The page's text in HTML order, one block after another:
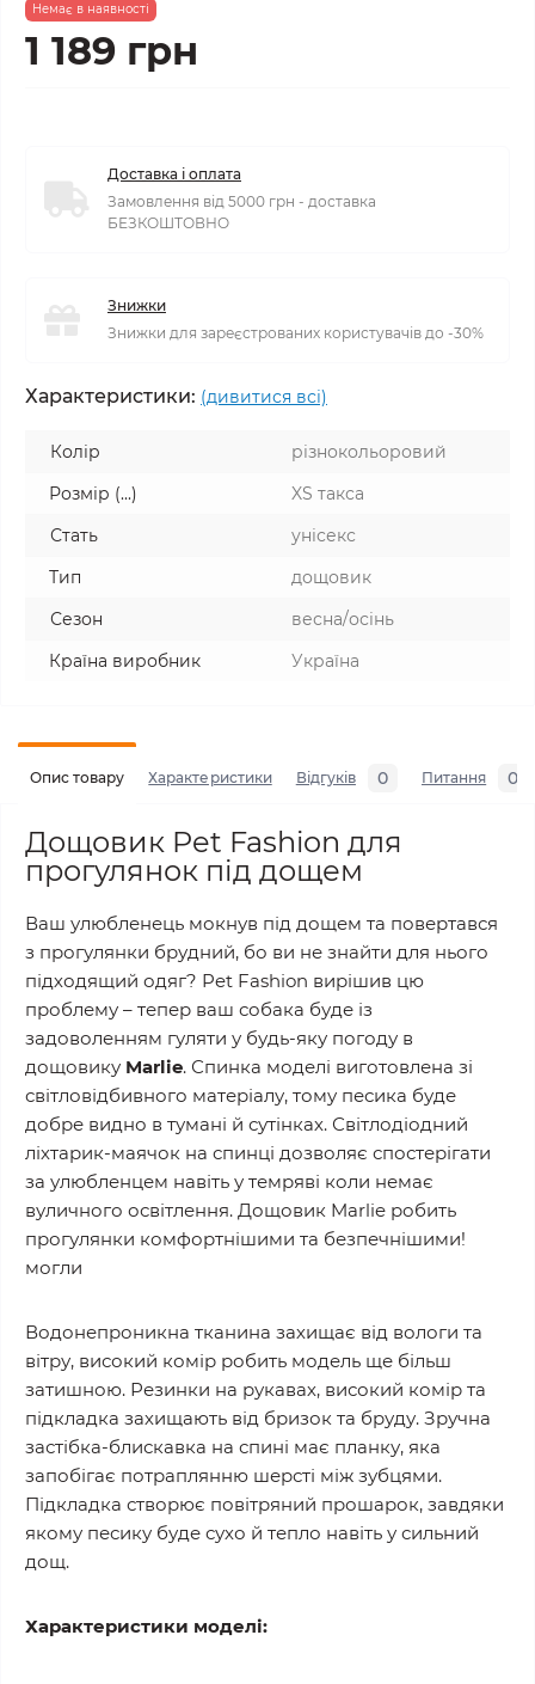
Немає в наявності
1 189 грн
Доставка і оплата
Замовлення від 5000 грн - доставка
БЕЗКОШТОВНО
Знижки
Знижки для зареєстрованих користувачів до -30%
Характеристики: (дивитися всі)
Колір
різнокольоровий
Розмір (...)
XS такса
Стать
унісекс
Тип
дощовик
Сезон
весна/осінь
Країна виробник
Україна
Опис товару Характеристики Відгуків 0 Питання 0
Дощовик Pet Fashion для
прогулянок під дощем
Ваш улюбленець мокнув під дощем та повертався
з прогулянки брудний, бо ви не знайти для нього
підходящий одяг? Pet Fashion вирішив цю
проблему – тепер ваш собака буде із
задоволенням гуляти у будь-яку погоду в
дощовику Marlie. Спинка моделі виготовлена зі
світловідбивного матеріалу, тому песика буде
добре видно в тумані й сутінках. Світлодіодний
ліхтарик-маячок на спинці дозволяє спостерігати
за улюбленцем навіть у темряві коли немає
вуличного освітлення. Дощовик Marlie робить
прогулянки комфортнішими та безпечнішими!
могли
Водонепроникна тканина захищає від вологи та
вітру, високий комір робить модель ще більш
затишною. Резинки на рукавах, високий комір та
підкладка захищають від бризок та бруду. Зручна
застібка-блискавка на спині має планку, яка
запобігає потраплянню шерсті між зубцями.
Підкладка створює повітряний прошарок, завдяки
якому песику буде сухо й тепло навіть у сильний
дощ.
Характеристики моделі: